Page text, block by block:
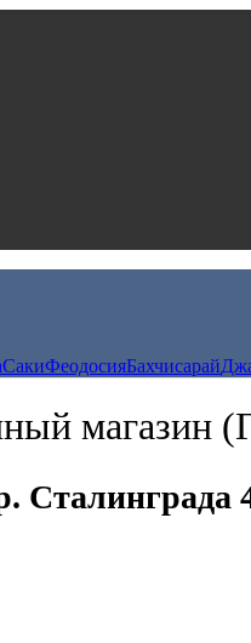
СакиФеодосияБахчисарай
магазин
Сталинграда